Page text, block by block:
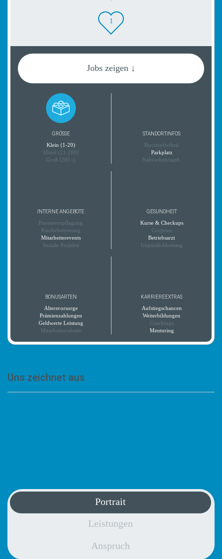
1
Jobs zeigen ↓
GRÖSSE
Klein (1-20)
Mittel (21-200)
Groß (201+)
STANDORTINFOS
Barrierefreiheit
Parkplatz
Nahverkehrsanb.
INTERNE ANGEBOTE
Pausenverpflegung
Kinderbetreuung
Mitarbeiterevents
Soziale Projekte
GESUNDHEIT
Kurse & Checkups
Coupons
Betriebsarzt
Unpässlichkeitstag
BONUSARTEN
Altersvorsorge
Prämienzahlungen
Geldwerte Leistung
Mitarbeiterrabatte
KARRIEREEXTRAS
Aufstiegschancen
Weiterbildungen
Coachings
Mentoring
Uns zeichnet aus
Portrait
Leistungen
Anspruch